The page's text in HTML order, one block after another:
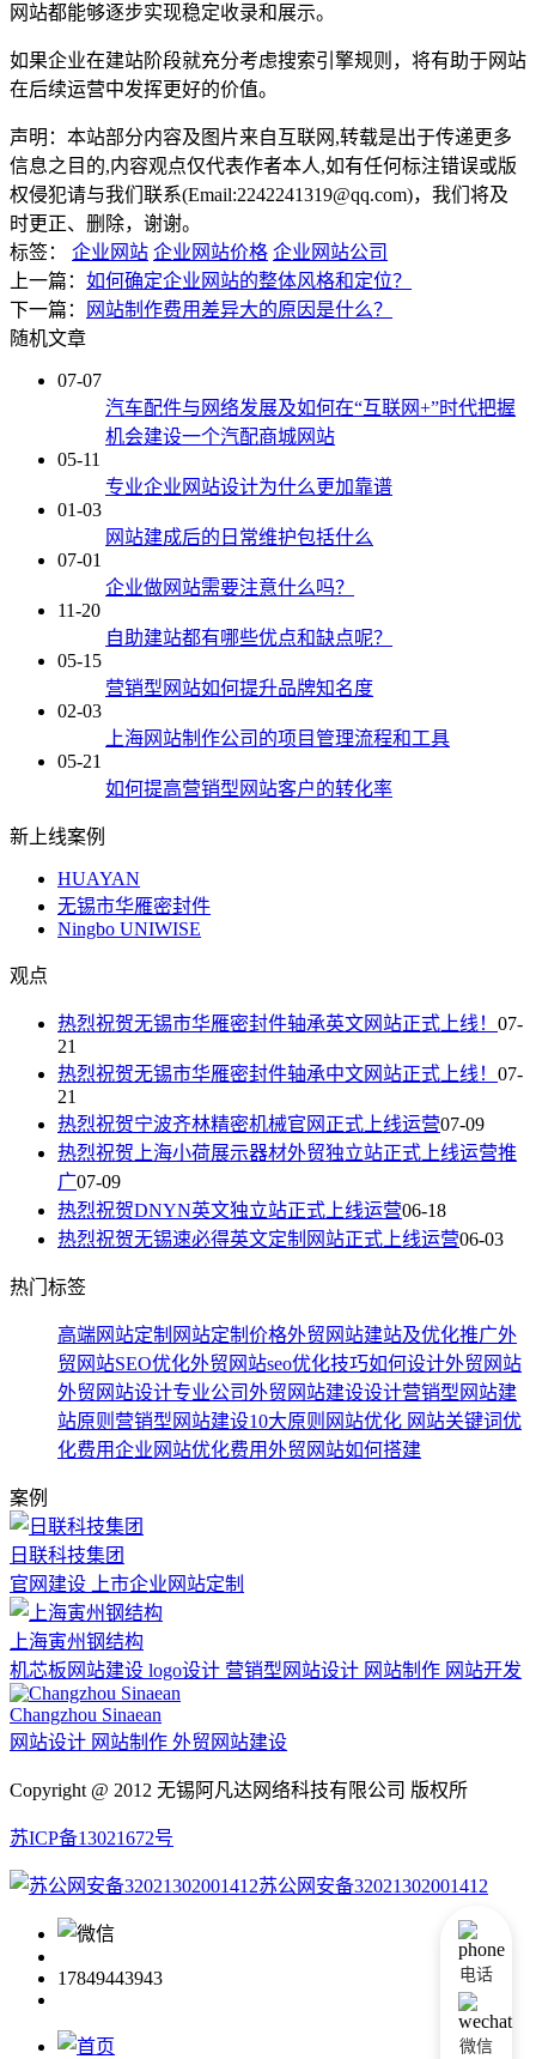
网站都能够逐步实现稳定收录和展示。
如果企业在建站阶段就充分考虑搜索引擎规则，将有助于网站
在后续运营中发挥更好的价值。
声明：本站部分内容及图片来自互联网,转载是出于传递更多
信息之目的,内容观点仅代表作者本人,如有任何标注错误或版
权侵犯请与我们联系(Email:2242241319@qq.com)，我们将及
时更正、删除，谢谢。
标签：
企业网站 企业网站价格 企业网站公司
上一篇： 如何确定企业网站的整体风格和定位？
下一篇：
网站制作费用差异大的原因是什么？
随机文章
07-07
汽车配件与网络发展及如何在“互联网+”时代把握
机会建设一个汽配商城网站
05-11
专业企业网站设计为什么更加靠谱
01-03
网站建成后的日常维护包括什么
07-01
企业做网站需要注意什么吗？
11-20
自助建站都有哪些优点和缺点呢？
05-15
营销型网站如何提升品牌知名度
02-03
上海网站制作公司的项目管理流程和工具
05-21
如何提高营销型网站客户的转化率
新上线案例
HUAYAN
无锡市华雁密封件
Ningbo UNIWISE
观点
热烈祝贺无锡市华雁密封件轴承英文网站正式上线！ 07-
21
热烈祝贺无锡市华雁密封件轴承中文网站正式上线！ 07-
21
热烈祝贺宁波齐林精密机械官网正式上线运营07-09
热烈祝贺上海小荷展示器材外贸独立站正式上线运营推
广07-09
热烈祝贺DNYN英文独立站正式上线运营06-18
热烈祝贺无锡速必得英文定制网站正式上线运营06-03
热门标签
高端网站定制 网站定制价格外贸网站建站及优化推广外
贸网站SEO优化外贸网站seo优化技巧如何设计外贸网站
外贸网站设计专业公司外贸网站建设设计营销型网站建
站原则 营销型网站建设10大原则 网站优化 网站关键词优
化费用企业网站优化费用外贸网站如何搭建
案例
日联科技集团
官网建设 上市企业网站定制
上海寅州钢结构
机芯板网站建设 logo设计 营销型网站设计 网站制作 网站开发
Changzhou Sinaean
网站设计 网站制作 外贸网站建设
Copyright @ 2012 无锡阿凡达网络科技有限公司 版权所
苏ICP备13021672号
苏公网安备32021302001412
17849443943 电话
微信